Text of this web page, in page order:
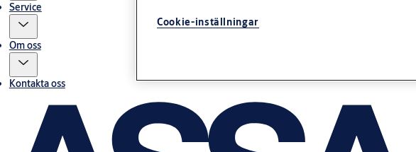
Service
Om oss
Kontakta oss
Cookie-inställningar